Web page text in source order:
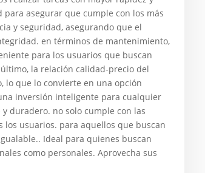
asegurar que cumple con los más
y seguridad, asegurando que el
en términos de mantenimiento,
para los usuarios que buscan
la relación calidad-precio del
lo que lo convierte en una opción
inversión inteligente para cualquier
duradero. no solo cumple con las
los usuarios. para aquellos que buscan
Ideal para quienes buscan
como personales. Aprovecha sus